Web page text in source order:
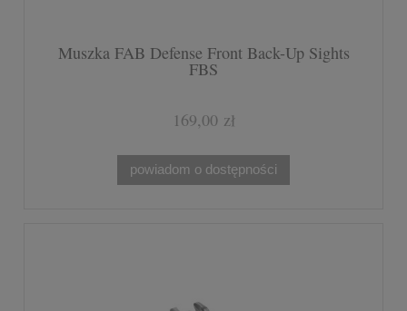
Muszka FAB Defense Front Back-Up Sights
FBS
169,00 zł
powiadom o dostępności